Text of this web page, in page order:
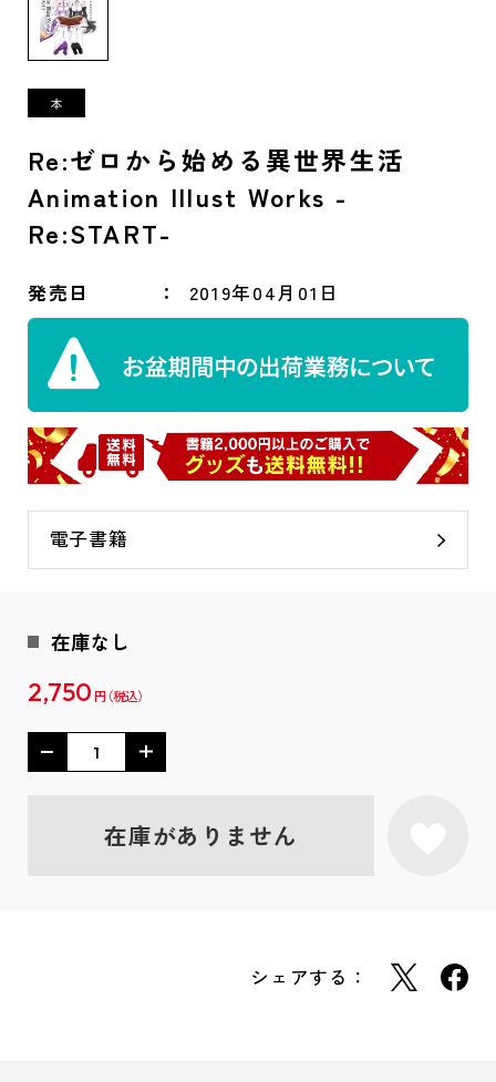
Re:ゼロから始める異世界生活
Animation Illust Works -
Re:START-
発売日 2019年04月01日
電子書籍
在庫なし
2,750 円
在庫がありません
シェアする：